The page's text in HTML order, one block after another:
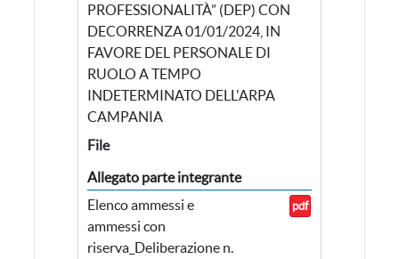
PROFESSIONALITÀ” (DEP) CON
DECORRENZA 01/01/2024, IN
FAVORE DEL PERSONALE DI
RUOLO A TEMPO
INDETERMINATO DELL'ARPA
CAMPANIA
File
Allegato parte integrante
Elenco ammessi e
ammessi con
riserva_Deliberazione n.
pdf